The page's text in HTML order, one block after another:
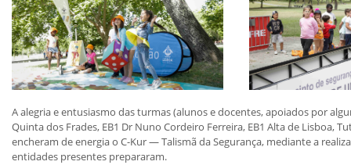
A alegria e entusiasmo das turmas (alunos e docentes, apoiados por
Quinta dos Frades, EB1 Dr Nuno Cordeiro Ferreira, EB1 Alta de Lisboa,
encheram de energia o C-Kur — Talismã da Segurança, mediante a
entidades presentes prepararam.